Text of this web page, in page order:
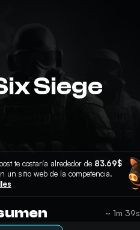
Siege
te costaría alrededor de 83.69$
un sitio web de la competencia.
~ 1m 39s